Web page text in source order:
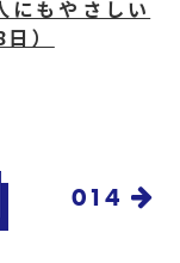
にもやさしい
）
014